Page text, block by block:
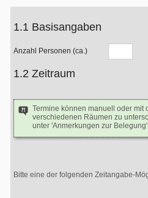
1.1 Basisangaben
Anzahl Personen (ca.)
1.2 Zeitraum
Termine können manuell oder mit
verschiedenen Räumen zu
unter 'Anmerkungen zur
Bitte eine der folgenden Zeitangabe-